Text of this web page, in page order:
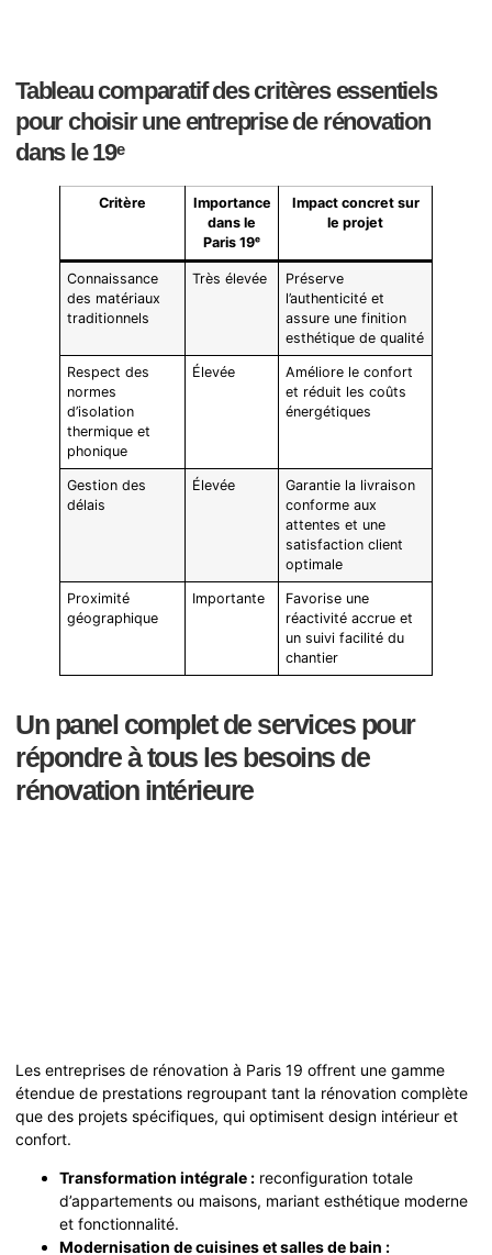
Tableau comparatif des critères essentiels
pour choisir une entreprise de rénovation
dans le 19ᵉ
Critère
Importance
dans le
Paris 19ᵉ
Impact concret sur
le projet
Connaissance
des matériaux
traditionnels
Très élevée
Préserve
l’authenticité et
assure une finition
esthétique de qualité
Respect des
normes
d’isolation
thermique et
phonique
Élevée
Améliore le confort
et réduit les coûts
énergétiques
Gestion des
délais
Élevée
Garantie la livraison
conforme aux
attentes et une
satisfaction client
optimale
Proximité
géographique
Importante
Favorise une
réactivité accrue et
un suivi facilité du
chantier
Un panel complet de services pour
répondre à tous les besoins de
rénovation intérieure
Les entreprises de rénovation à Paris 19 offrent une gamme
étendue de prestations regroupant tant la rénovation complète
que des projets spécifiques, qui optimisent design intérieur et
confort.
Transformation intégrale : reconfiguration totale
d’appartements ou maisons, mariant esthétique moderne
et fonctionnalité.
Modernisation de cuisines et salles de bain :